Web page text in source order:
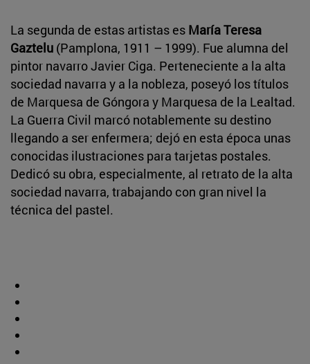
La segunda de estas artistas es María Teresa
Gaztelu (Pamplona, 1911 – 1999). Fue alumna del
pintor navarro Javier Ciga. Perteneciente a la alta
sociedad navarra y a la nobleza, poseyó los títulos
de Marquesa de Góngora y Marquesa de la Lealtad.
La Guerra Civil marcó notablemente su destino
llegando a ser enfermera; dejó en esta época unas
conocidas ilustraciones para tarjetas postales.
Dedicó su obra, especialmente, al retrato de la alta
sociedad navarra, trabajando con gran nivel la
técnica del pastel.